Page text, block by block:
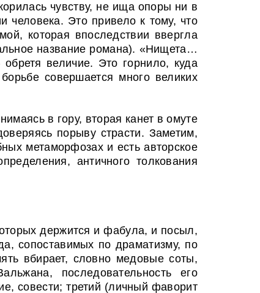
чувству, не ища опоры ни в
Это привело к тому, что
которая впоследствии ввергла
название романа). «Нищета…
величие. Это горнило, куда
совершается много великих
в гору, вторая канет в омуте
порыву страсти. Заметим,
метаморфозах и есть авторское
античного толкования
держится и фабула, и посыл,
сопоставимых по драматизму, по
вбирает, словно медовые соты,
последовательность его
совести; третий (личный фаворит